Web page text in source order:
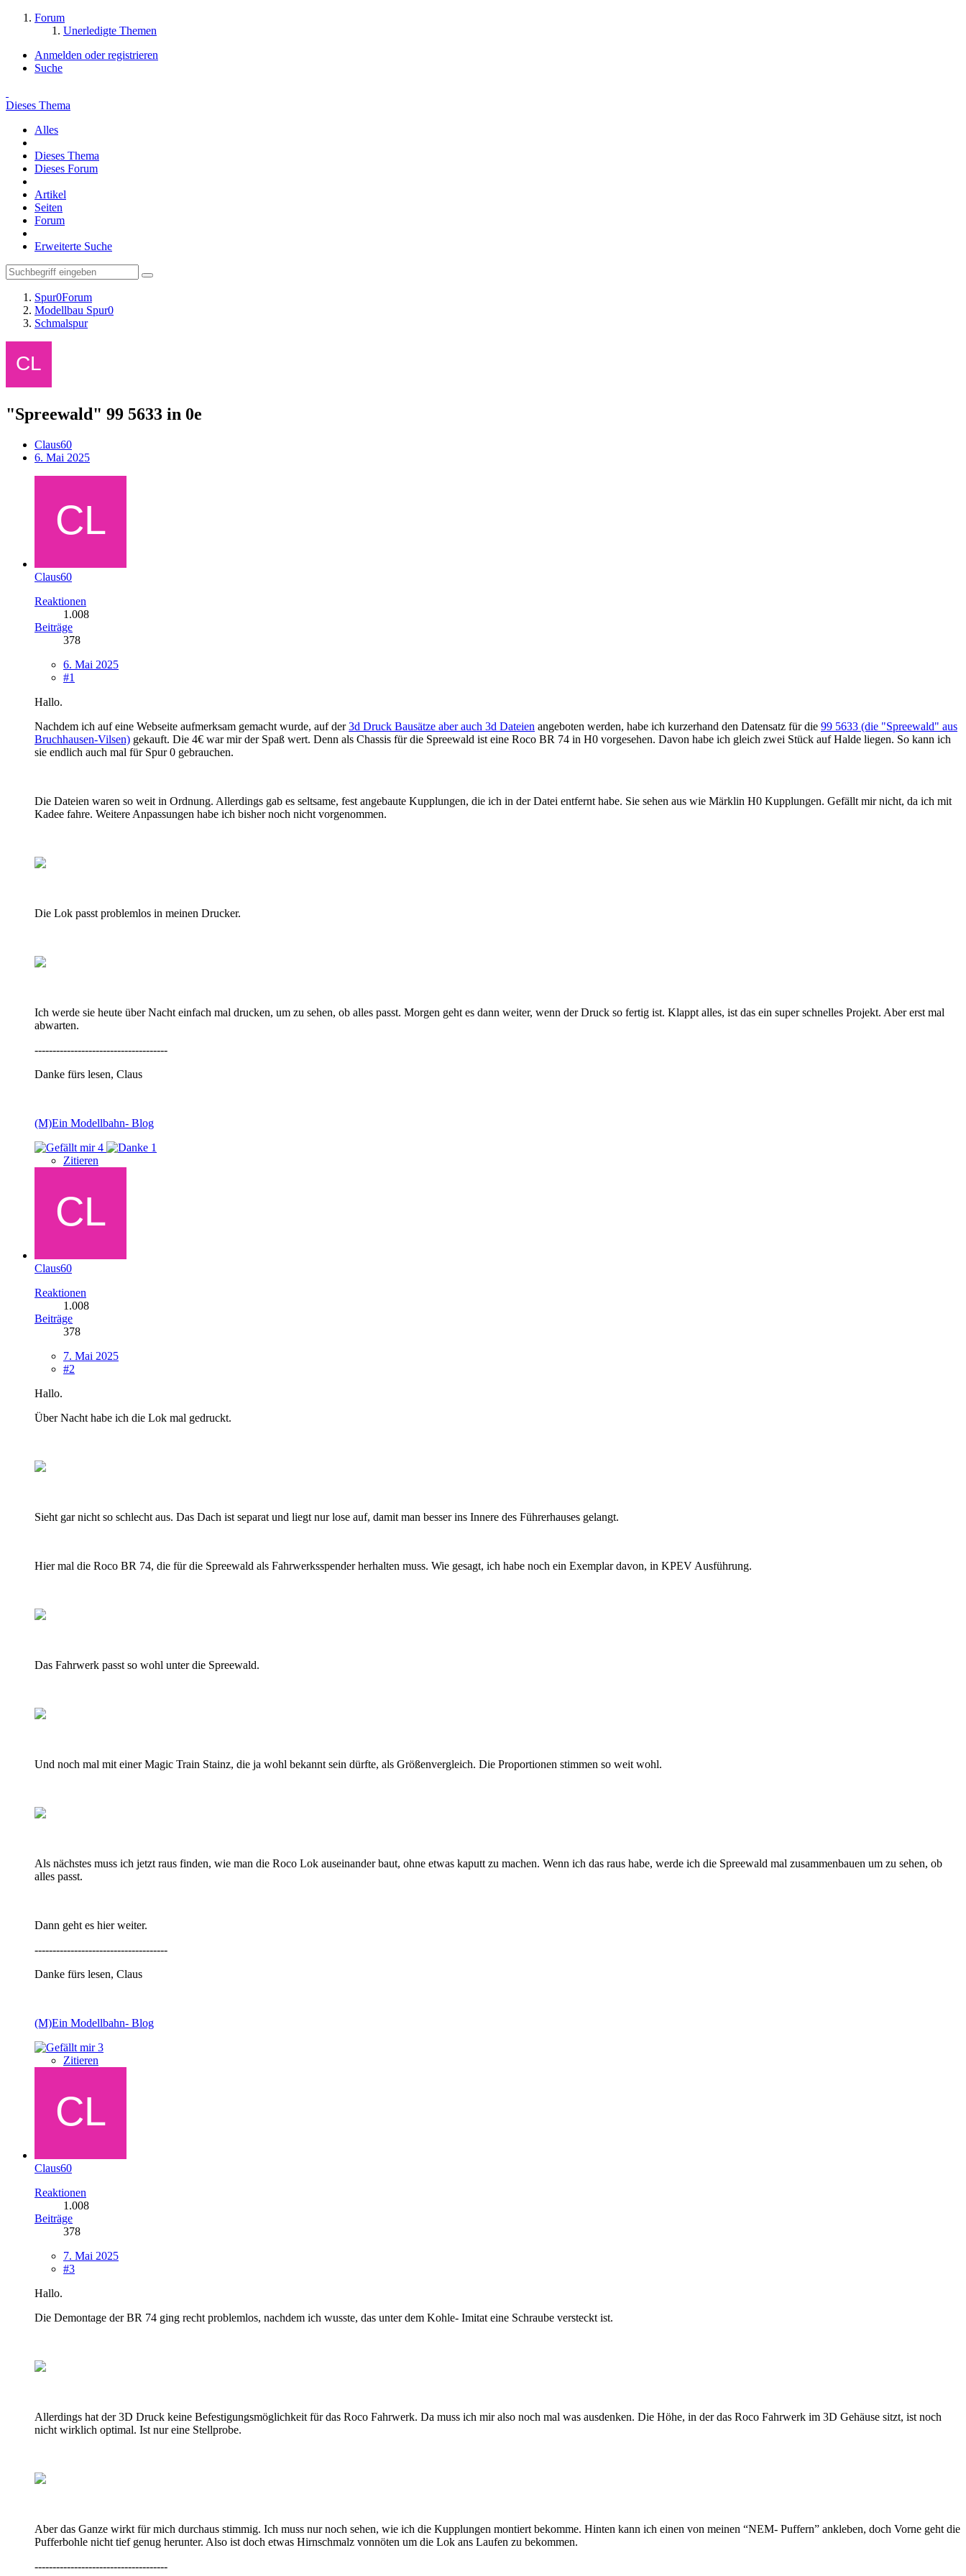
Forum
Unerledigte Themen
Anmelden oder registrieren
Suche
Dieses Thema
Alles
Dieses Thema
Dieses Forum
Artikel
Seiten
Forum
Erweiterte Suche
Spur0Forum
Modellbau Spur0
Schmalspur
"Spreewald" 99 5633 in 0e
Claus60
6. Mai 2025
Claus60
Reaktionen
1.008
Beiträge
378
6. Mai 2025
#1
Hallo.
Nachdem ich auf eine Webseite aufmerksam gemacht wurde, auf der3d Druck Bausätze aber auch 3d Dateien angeboten werden, habe ich kurzerhand den Datensatz für die 99 5633 (die "Spreewald" aus
Bruchhausen-Vilsen) gekauft. Die 4€ war mir der Spaß wert. Denn als Chassis für die Spreewald ist eine Roco BR 74 in H0 vorgesehen. Davon habe ich gleich zwei Stück auf Halde liegen. So kann ich
sie endlich auch mal für Spur 0 gebrauchen.
Die Dateien waren so weit in Ordnung. Allerdings gab es seltsame, fest angebaute Kupplungen, die ich in der Datei entfernt habe. Sie sehen aus wie Märklin H0 Kupplungen. Gefällt mir nicht, da ich mit
Kadee fahre. Weitere Anpassungen habe ich bisher noch nicht vorgenommen.
Die Lok passt problemlos in meinen Drucker.
Ich werde sie heute über Nacht einfach mal drucken, um zu sehen, ob alles passt. Morgen geht es dann weiter, wenn der Druck so fertig ist. Klappt alles, ist das ein super schnelles Projekt. Aber erst mal
abwarten.
-------------------------------------
Danke fürs lesen, Claus
(M)Ein Modellbahn- Blog
4
1
Zitieren
Claus60
Reaktionen
1.008
Beiträge
378
7. Mai 2025
#2
Hallo.
Über Nacht habe ich die Lok mal gedruckt.
Sieht gar nicht so schlecht aus. Das Dach ist separat und liegt nur lose auf, damit man besser ins Innere des Führerhauses gelangt.
Hier mal die Roco BR 74, die für die Spreewald als Fahrwerksspender herhalten muss. Wie gesagt, ich habe noch ein Exemplar davon, in KPEV Ausführung.
Das Fahrwerk passt so wohl unter die Spreewald.
Und noch mal mit einer Magic Train Stainz, die ja wohl bekannt sein dürfte, als Größenvergleich. Die Proportionen stimmen so weit wohl.
Als nächstes muss ich jetzt raus finden, wie man die Roco Lok auseinander baut, ohne etwas kaputt zu machen. Wenn ich das raus habe, werde ich die Spreewald mal zusammenbauen um zu sehen, ob
alles passt.
Dann geht es hier weiter.
-------------------------------------
Danke fürs lesen, Claus
(M)Ein Modellbahn- Blog
3
Zitieren
Claus60
Reaktionen
1.008
Beiträge
378
7. Mai 2025
#3
Hallo.
Die Demontage der BR 74 ging recht problemlos, nachdem ich wusste, das unter dem Kohle- Imitat eine Schraube versteckt ist.
Allerdings hat der 3D Druck keine Befestigungsmöglichkeit für das Roco Fahrwerk. Da muss ich mir also noch mal was ausdenken. Die Höhe, in der das Roco Fahrwerk im 3D Gehäuse sitzt, ist noch
nicht wirklich optimal. Ist nur eine Stellprobe.
Aber das Ganze wirkt für mich durchaus stimmig. Ich muss nur noch sehen, wie ich die Kupplungen montiert bekomme. Hinten kann ich einen von meinen “NEM- Puffern” ankleben, doch Vorne geht die
Pufferbohle nicht tief genug herunter. Also ist doch etwas Hirnschmalz vonnöten um die Lok ans Laufen zu bekommen.
-------------------------------------